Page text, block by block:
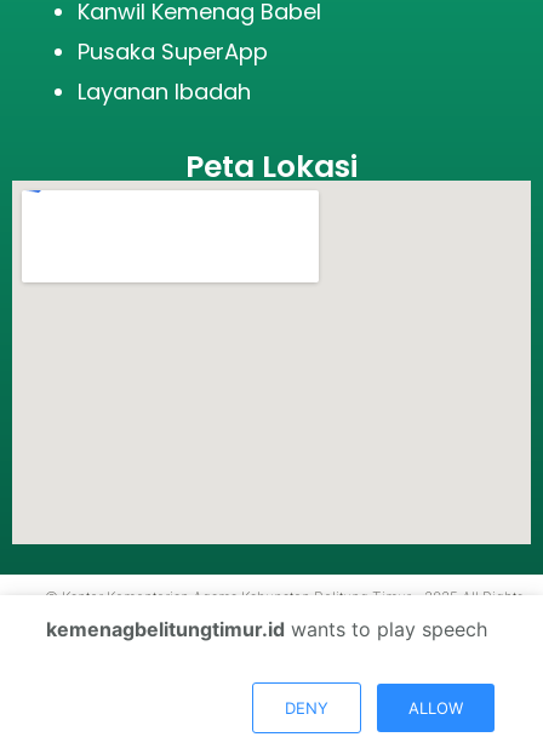
Kanwil Kemenag Babel
Pusaka SuperApp
Layanan Ibadah
Peta Lokasi
© Kantor Kementerian Agama Kabupaten Belitung Timur - 2025 All Rights
Reserved.
kemenagbelitungtimur.id wants to play speech
DENY ALLOW